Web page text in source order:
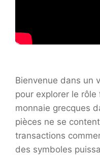
Bienvenue dans un
pour explorer le
monnaie grecques
pièces ne se
transactions
des symboles